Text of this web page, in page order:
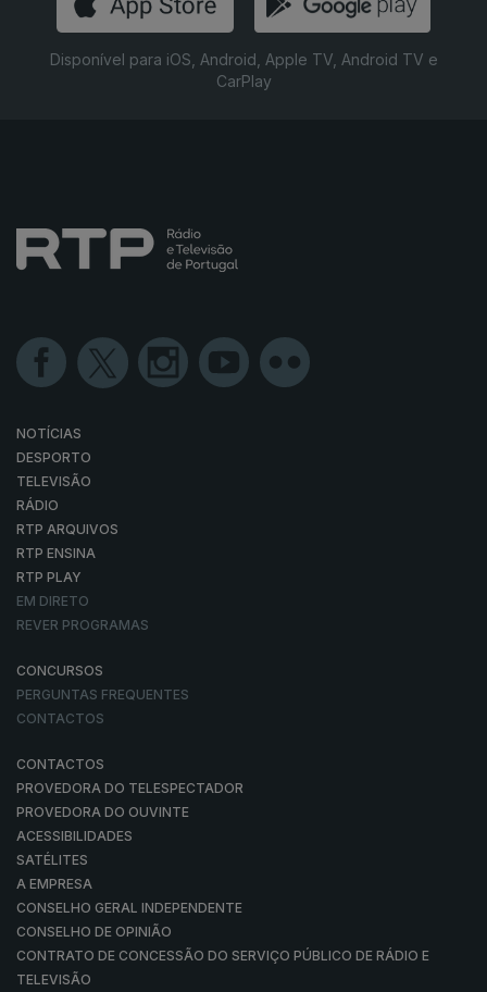
Disponível para iOS, Android, Apple TV, Android TV e
CarPlay
NOTÍCIAS
DESPORTO
TELEVISÃO
RÁDIO
RTP ARQUIVOS
RTP ENSINA
RTP PLAY
EM DIRETO
REVER PROGRAMAS
CONCURSOS
PERGUNTAS FREQUENTES
CONTACTOS
CONTACTOS
PROVEDORA DO TELESPECTADOR
PROVEDORA DO OUVINTE
ACESSIBILIDADES
SATÉLITES
A EMPRESA
CONSELHO GERAL INDEPENDENTE
CONSELHO DE OPINIÃO
CONTRATO DE CONCESSÃO DO SERVIÇO PÚBLICO DE RÁDIO E
TELEVISÃO